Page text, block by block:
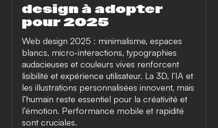
design à adopter
pour 2025
Web design 2025 : minimalisme, espaces
blancs, micro-interactions, typographies
audacieuses et couleurs vives renforcent
lisibilité et expérience utilisateur. La 3D, l’IA et
les illustrations personnalisées innovent, mais
l’humain reste essentiel pour la créativité et
l’émotion. Performance mobile et rapidité
sont cruciales.